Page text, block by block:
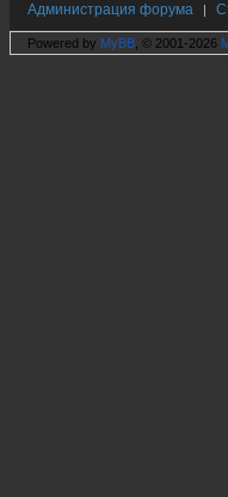
Администрация форума |
Powered by MyBB , © 2001-2026